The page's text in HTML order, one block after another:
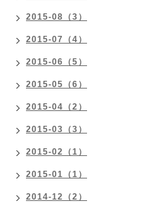
2015-08（3）
2015-07（4）
2015-06（5）
2015-05（6）
2015-04（2）
2015-03（3）
2015-02（1）
2015-01（1）
2014-12（2）